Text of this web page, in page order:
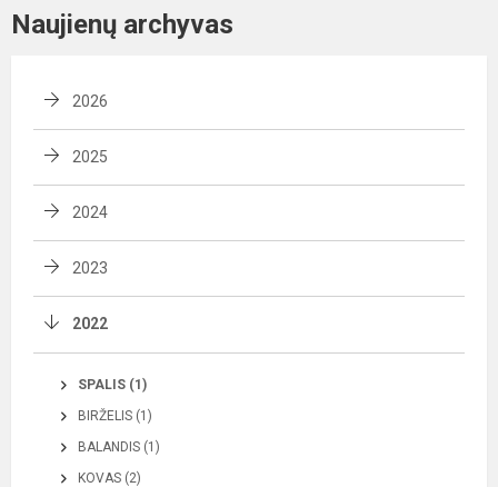
Naujienų archyvas
2026
2025
2024
2023
2022
SPALIS (1)
BIRŽELIS (1)
BALANDIS (1)
KOVAS (2)